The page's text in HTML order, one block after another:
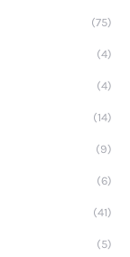
(75)
(4)
(4)
(14)
(9)
(6)
(41)
(5)